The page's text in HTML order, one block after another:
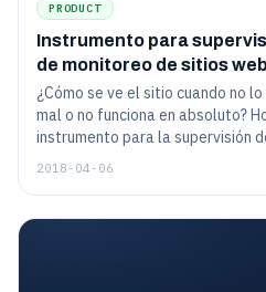
PRODUCT
Instrumento para
de monitoreo de sitios
¿Cómo se ve el sitio cuando no
mal o no funciona en absoluto?
instrumento para la supervisión
instantánea. Echemos un vistazo
2018-04-06